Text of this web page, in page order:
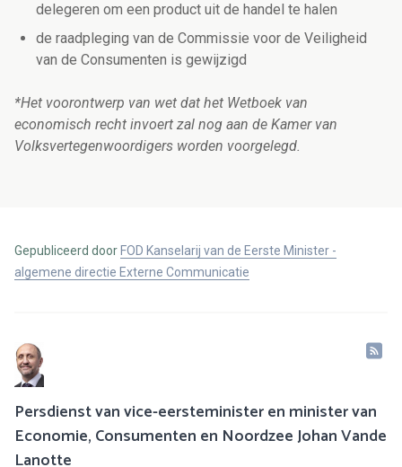
delegeren om een product uit de handel te halen
de raadpleging van de Commissie voor de Veiligheid
van de Consumenten is gewijzigd
*Het voorontwerp van wet dat het Wetboek van
economisch recht invoert zal nog aan de Kamer van
Volksvertegenwoordigers worden voorgelegd.
Gepubliceerd door FOD Kanselarij van de Eerste Minister -
algemene directie Externe Communicatie
Persdienst van vice-eersteminister en minister van
Economie, Consumenten en Noordzee Johan Vande
Lanotte